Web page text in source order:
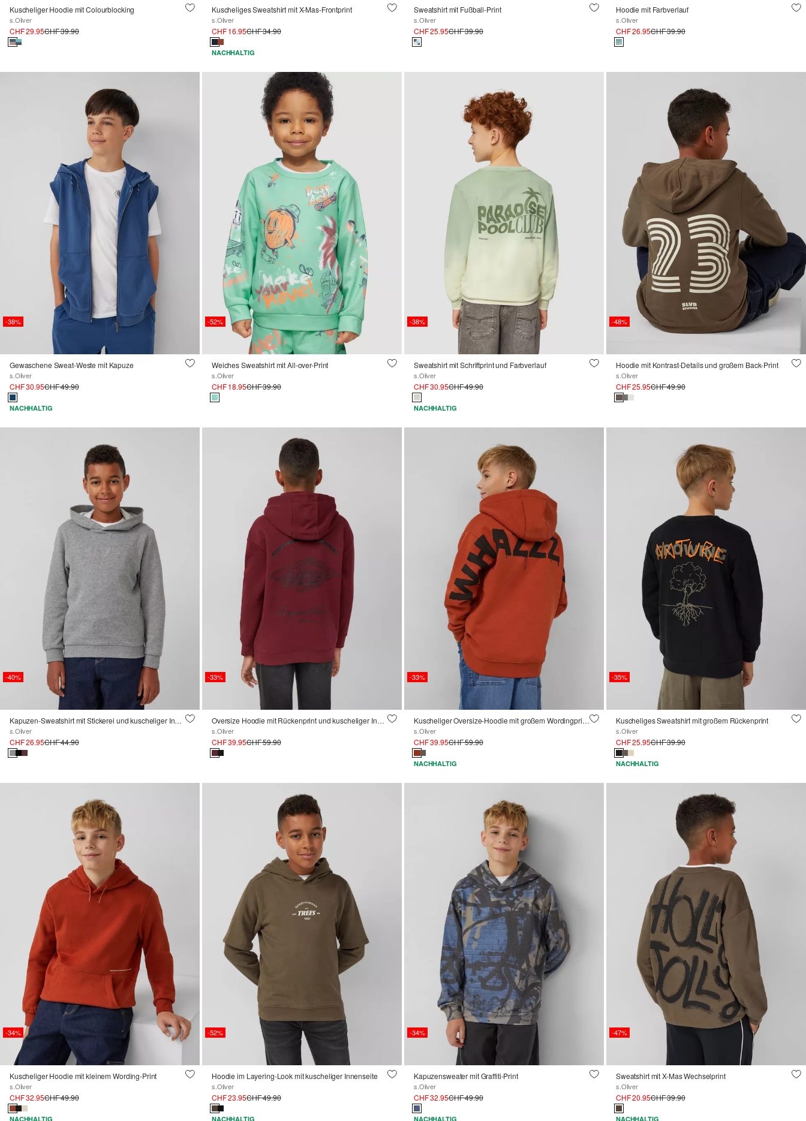
Kuscheliger Hoodie mit Colourblocking
s.Oliver
CHF 29.95CHF 39.90
Kuscheliges Sweatshirt mit X-Mas-Frontprint
s.Oliver
CHF 16.95CHF 34.90
NACHHALTIG
Sweatshirt mit Fußball-Print
s.Oliver
CHF 25.95CHF 39.90
Hoodie mit Farbverlauf
s.Oliver
CHF 26.95CHF 39.90
-38%
Gewaschene Sweat-Weste mit Kapuze
s.Oliver
CHF 30.95CHF 49.90
NACHHALTIG
-52%
Weiches Sweatshirt mit All-over-Print
s.Oliver
CHF 18.95CHF 39.90
-38%
Sweatshirt mit Schriftprint und Farbverlauf
s.Oliver
CHF 30.95CHF 49.90
NACHHALTIG
-48%
Hoodie mit Kontrast-Details und großem Back-Print
s.Oliver
CHF 25.95CHF 49.90
-40%
Kapuzen-Sweatshirt mit Stickerei und kuscheliger Innenseite
s.Oliver
CHF 26.95CHF 44.90
-33%
Oversize Hoodie mit Rückenprint und kuscheliger Innenseite
s.Oliver
CHF 39.95CHF 59.90
-33%
Kuscheliger Oversize-Hoodie mit großem Wordingprint am Rücken
s.Oliver
CHF 39.95CHF 59.90
NACHHALTIG
-35%
Kuscheliges Sweatshirt mit großem Rückenprint
s.Oliver
CHF 25.95CHF 39.90
NACHHALTIG
-34%
Kuscheliger Hoodie mit kleinem Wording-Print
s.Oliver
CHF 32.95CHF 49.90
NACHHALTIG
-52%
Hoodie im Layering-Look mit kuscheliger Innenseite
s.Oliver
CHF 23.95CHF 49.90
NACHHALTIG
-34%
Kapuzensweater mit Graffiti-Print
s.Oliver
CHF 32.95CHF 49.90
NACHHALTIG
-47%
Sweatshirt mit X-Mas Wechselprint
s.Oliver
CHF 20.95CHF 39.90
NACHHALTIG